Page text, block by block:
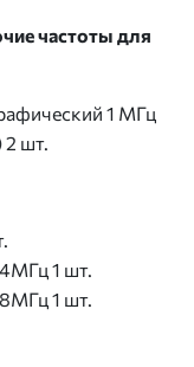
частоты для
1 МГц
2 шт.
1 шт.
1 шт.